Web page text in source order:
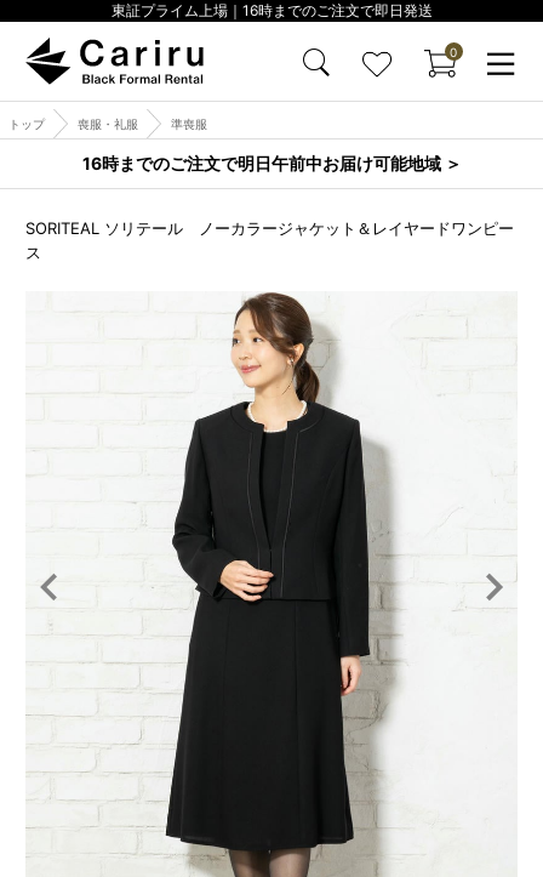
東証プライム上場｜16時までのご注文で即日発送
0
トップ 喪服・礼服 準喪服
16時までのご注文で明日午前中お届け可能地域 ＞
SORITEAL ソリテール ノーカラージャケット＆レイヤードワンピー
ス